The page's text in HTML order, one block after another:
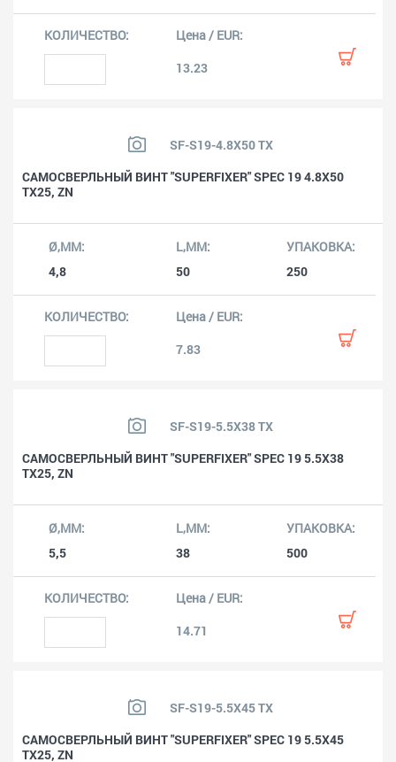
13.23
SF-S19-4.8X50 TX
САМОСВЕРЛЬНЫЙ ВИНТ "SUPERFIXER" SPEC 19 4.8X50
TX25, ZN
4,8 50 250
7.83
SF-S19-5.5X38 TX
САМОСВЕРЛЬНЫЙ ВИНТ "SUPERFIXER" SPEC 19 5.5X38
TX25, ZN
5,5 38 500
14.71
SF-S19-5.5X45 TX
САМОСВЕРЛЬНЫЙ ВИНТ "SUPERFIXER" SPEC 19 5.5X45
TX25, ZN